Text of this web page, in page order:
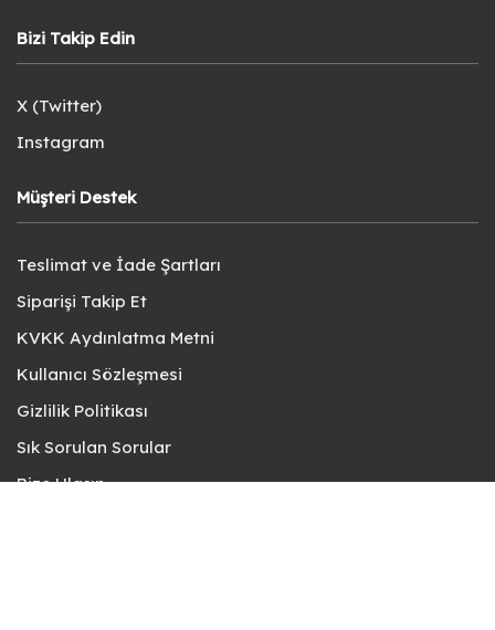
Bizi Takip Edin
X (Twitter)
Instagram
Müşteri Destek
Teslimat ve İade Şartları
Siparişi Takip Et
KVKK Aydınlatma Metni
Kullanıcı Sözleşmesi
Gizlilik Politikası
Sık Sorulan Sorular
Bize Ulaşın